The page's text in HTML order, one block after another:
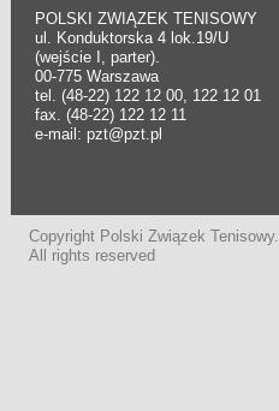
POLSKI ZWIĄZEK TENISOWY
ul. Konduktorska 4 lok.19/U
(wejście I, parter).
00-775 Warszawa
tel. (48-22) 122 12 00, 122 12 01
fax. (48-22) 122 12 11
e-mail: pzt@pzt.pl
Copyright Polski Związek Tenisowy.
All rights reserved